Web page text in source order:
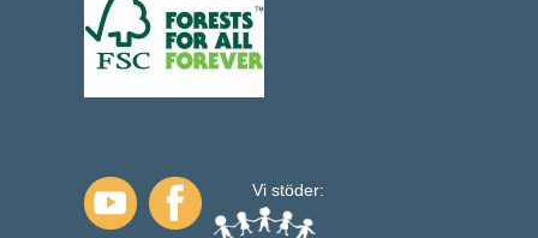
Vi stöder: